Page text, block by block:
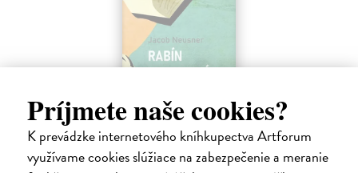
Príjmete naše cookies?
K prevádzke internetového kníhkupectva Artforum
využívame cookies slúžiace na zabezpečenie a meranie
Rabín sa rozpráva s Ježišom
Neusner Jacob
| Kniha
Autor knihy sa v duchu stáva v Galilei poslucháčom Ježišovej Reči na